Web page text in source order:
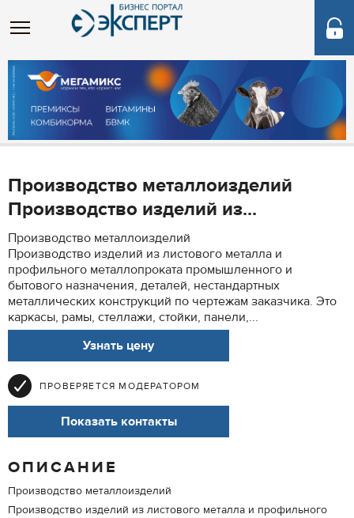
Производство металлоизделий
Производство изделий из...
Производство металлоизделий
Производство изделий из листового металла и
профильного металлопроката промышленного и
бытового назначения, деталей, нестандартных
металлических конструкций по чертежам заказчика. Это
каркасы, рамы, стеллажи, стойки, панели,...
Узнать цену
ПРОВЕРЯЕТСЯ МОДЕРАТОРОМ
Показать контакты
ОПИСАНИЕ
Производство металлоизделий
Производство изделий из листового металла и профильного